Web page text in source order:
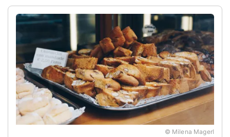
© Milena Magerl